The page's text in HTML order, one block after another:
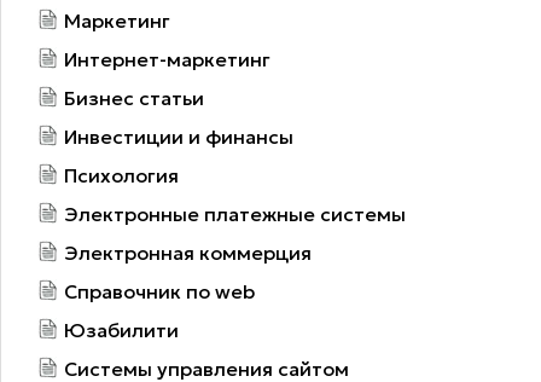
Маркетинг
Интернет-маркетинг
Бизнес статьи
Инвестиции и финансы
Психология
Электронные платежные системы
Электронная коммерция
Справочник по web
Юзабилити
Системы управления сайтом